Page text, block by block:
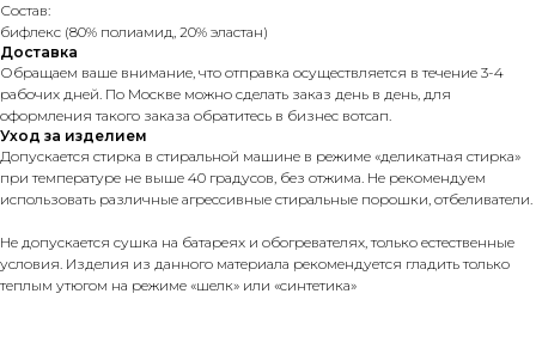
Состав:
бифлекс (80% полиамид, 20% эластан)
Доставка
Обращаем ваше внимание, что отправка осуществляется в течение 3-4
рабочих дней. По Москве можно сделать заказ день в день, для
оформления такого заказа обратитесь в бизнес вотсап.
Уход за изделием
Допускается стирка в стиральной машине в режиме «деликатная стирка»
при температуре не выше 40 градусов, без отжима. Не рекомендуем
использовать различные агрессивные стиральные порошки, отбеливатели.
Не допускается сушка на батареях и обогревателях, только естественные
условия. Изделия из данного материала рекомендуется гладить только
теплым утюгом на режиме «шелк» или «синтетика»